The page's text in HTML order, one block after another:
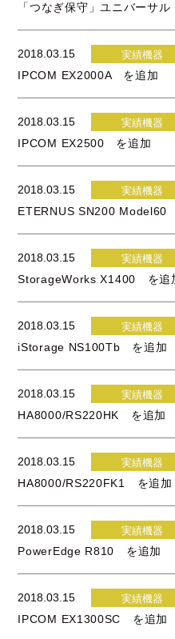
「つなぎ保守」ユニバーサ
2018.03.15 実績機器
IPCOM EX2000A を追加
2018.03.15 実績機器
IPCOM EX2500 を追加
2018.03.15 実績機器
ETERNUS SN200 Model60
2018.03.15 実績機器
StorageWorks X1400 を追
2018.03.15 実績機器
iStorage NS100Tb を追加
2018.03.15 実績機器
HA8000/RS220HK を追加
2018.03.15 実績機器
HA8000/RS220FK1 を追加
2018.03.15 実績機器
PowerEdge R810 を追加
2018.03.15 実績機器
IPCOM EX1300SC を追加